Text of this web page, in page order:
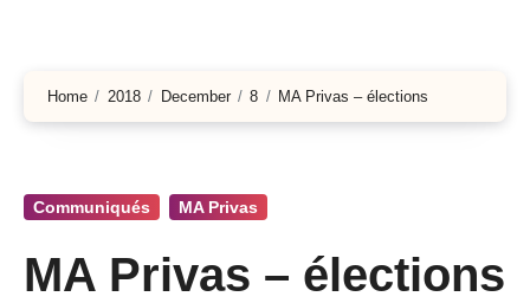
Home 2018 December 8 MA Privas – élections
Communiqués MA Privas
MA Privas – élections